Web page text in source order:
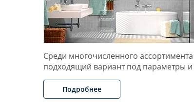
Среди многочисленного
подходящий вариант под параметры
Подробнее